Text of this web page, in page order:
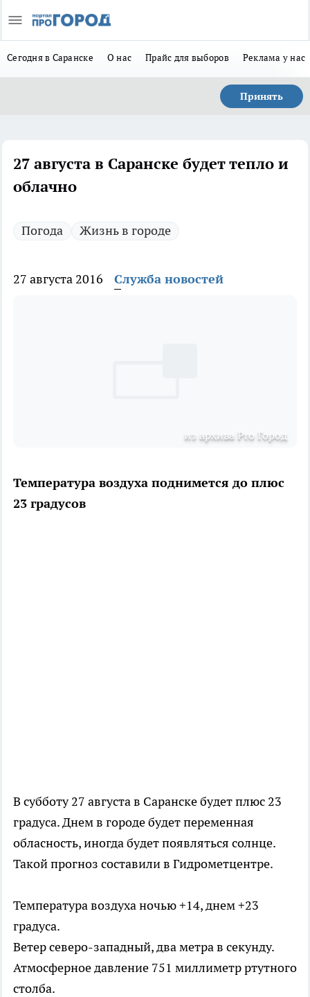
Сегодня в Саранске О нас Прайс для выборов Реклама у нас
Принять
27 августа в Саранске будет тепло и
облачно
Погода Жизнь в городе
27 августа 2016 Служба новостей
из архива Pro Город
Температура воздуха поднимется до плюс
23 градусов
В субботу 27 августа в Саранске будет плюс 23
градуса. Днем в городе будет переменная
обласность, иногда будет появляться солнце.
Такой прогноз составили в Гидрометцентре.
Температура воздуха ночью +14, днем +23
градуса.
Ветер северо-западный, два метра в секунду.
Атмосферное давление 751 миллиметр ртутного
столба.